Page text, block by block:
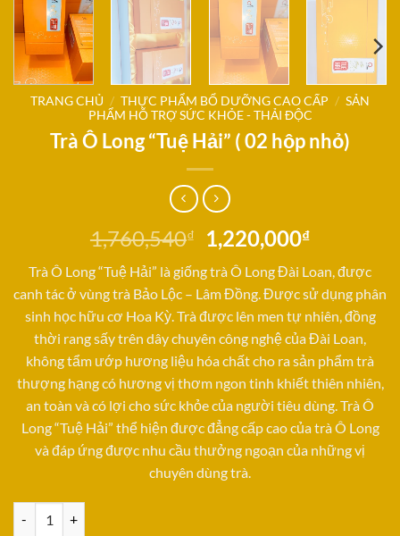
TRANG CHỦ / THỰC PHẨM BỔ DƯỠNG CAO CẤP / SẢN
PHẨM HỖ TRỢ SỨC KHỎE - THẢI ĐỘC
Trà Ô Long “Tuệ Hải” ( 02 hộp nhỏ)
1,760,540₫
Giá
gốc
là:
1,760,540₫.
1,220,000₫Giá
tại
là:
Trà Ô Long “Tuệ Hải” là giống trà Ô Long Đài Loan, được
canh tác ở vùng trà Bảo Lộc – Lâm Đồng. Được sử dụng phân
sinh học hữu cơ Hoa Kỳ. Trà được lên men tự nhiên, đồng
thời rang sấy trên dây chuyên công nghệ của Đài Loan,
không tẩm ướp hương liệu hóa chất cho ra sản phẩm trà
thượng hạng có hương vị thơm ngon tinh khiết thiên nhiên,
an toàn và có lợi cho sức khỏe của người tiêu dùng. Trà Ô
Long “Tuệ Hải” thể hiện được đẳng cấp cao của trà Ô Long
và đáp ứng được nhu cầu thưởng ngoạn của những vị
chuyên dùng trà.